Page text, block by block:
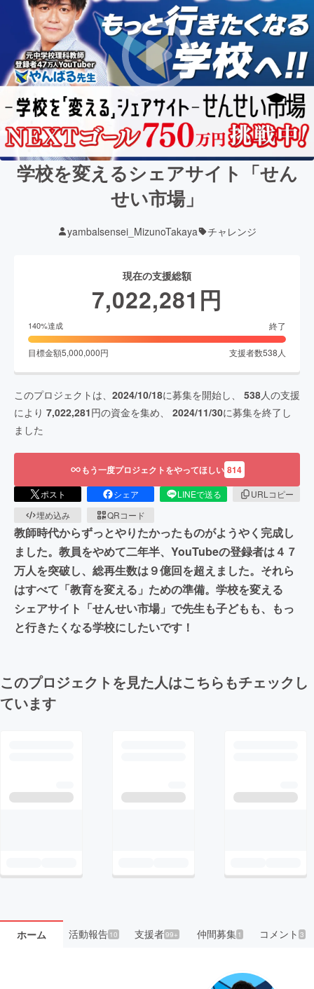
学校を変えるシェアサイト「せん
せい市場」
yambalsensei_MizunoTakaya チャレンジ
現在の支援総額
7,022,281 円
140%達成 終了
目標金額5,000,000円 支援者数538 人
このプロジェクトは、 2024/10/18に募集を開始し、 538人の支援
により 7,022,281円の資金を集め、 2024/11/30に募集を終了し
ました
もう一度プロジェクトをやってほしい 814
ポスト シェア LINEで送る
URLコピー
埋め込み
QRコード
教師時代からずっとやりたかったものがようやく完成し
ました。教員をやめて二年半、YouTubeの登録者は４７
万人を突破し、総再生数は９億回を超えました。それら
はすべて「教育を変える」ための準備。学校を変える
シェアサイト「せんせい市場」で先生も子どもも、もっ
と行きたくなる学校にしたいです！
このプロジェクトを見た人はこちらもチェックし
ています
ホーム 活動報告10 支援者99+ 仲間募集 1 コメント3